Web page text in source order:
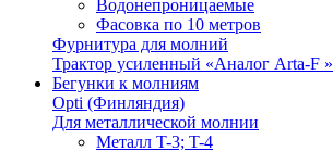
Водонепроницаемые
Фасовка по 10 метров
Фурнитура для молний
Трактор усиленный «Аналог Arta-F »
Бегунки к молниям
Opti (Финляндия)
Для металлической молнии
Металл T-3; T-4